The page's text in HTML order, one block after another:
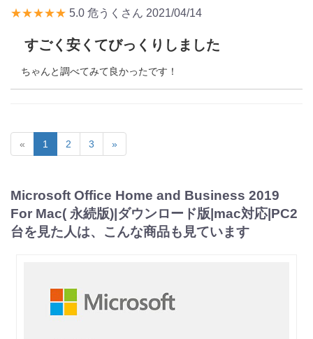
★★★★★ 5.0 危うくさん 2021/04/14
すごく安くてびっくりしました
ちゃんと調べてみて良かったです！
« 1 2 3 »
Microsoft Office Home and Business 2019
For Mac( 永続版)|ダウンロード版|mac対応|PC2
台を見た人は、こんな商品も見ています